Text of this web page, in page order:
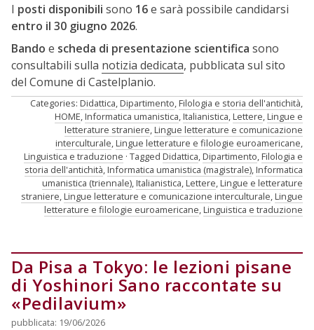
I posti disponibili sono 16e sarà possibile candidarsi
entro il 30 giugno 2026.
Bando e scheda di presentazione scientifica sono
consultabili sulla notizia dedicata, pubblicata sul sito
del Comune di Castelplanio.
Categories: Didattica,Dipartimento,Filologia e storia dell'antichità,
HOME,Informatica umanistica,Italianistica,Lettere,Lingue e
letterature straniere,Lingue letterature e comunicazione
interculturale,Lingue letterature e filologie euroamericane,
Linguistica e traduzione Tagged Didattica,Dipartimento,Filologia e
storia dell'antichità,Informatica umanistica (magistrale),Informatica
umanistica (triennale),Italianistica,Lettere,Lingue e letterature
straniere,Lingue letterature e comunicazione interculturale,Lingue
letterature e filologie euroamericane,Linguistica e traduzione
Da Pisa a Tokyo: le lezioni pisane
di Yoshinori Sano raccontate su
«Pedilavium»
pubblicata: 19/06/2026